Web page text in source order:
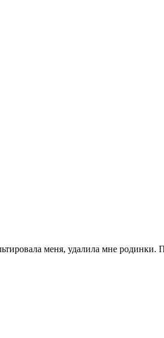
меня, удалила мне родинки.